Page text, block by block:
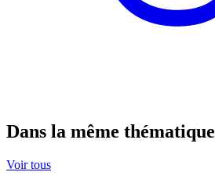
Dans la même thématique
Voir tous